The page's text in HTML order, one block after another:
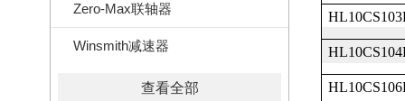
Zero-Max联轴器
Winsmith减速器
查看全部